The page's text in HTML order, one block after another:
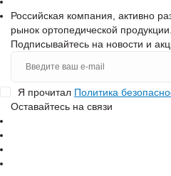
Российская компания, активно
рынок ортопедической продукции.
Подписывайтесь на новости и
Я прочитал Политика
Оставайтесь на связи